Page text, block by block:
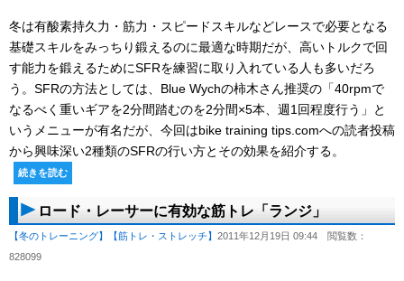
冬は有酸素持久力・筋力・スピードスキルなどレースで必要となる
基礎スキルをみっちり鍛えるのに最適な時期だが、高いトルクで回
す能力を鍛えるためにSFRを練習に取り入れている人も多いだろ
う。SFRの方法としては、Blue Wychの柿木さん推奨の「40rpmで
なるべく重いギアを2分間踏むのを2分間×5本、週1回程度行う」と
いうメニューが有名だが、今回はbike training tips.comへの読者投稿
から興味深い2種類のSFRの行い方とその効果を紹介する。
続きを読む
ロード・レーサーに有効な筋トレ「ランジ」
【冬のトレーニング】 【筋トレ・ストレッチ】 2011年12月19日 09:44 閲覧数：
828099